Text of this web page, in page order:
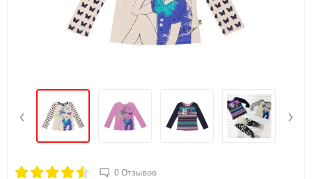
‹ ›
0 Отзывов